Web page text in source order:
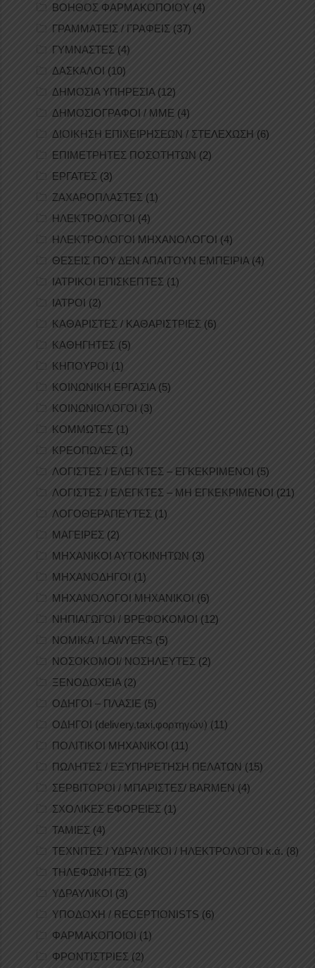
ΒΟΗΘΟΣ ΦΑΡΜΑΚΟΠΟΙΟΥ (4)
ΓΡΑΜΜΑΤΕΙΣ / ΓΡΑΦΕΙΣ (37)
ΓΥΜΝΑΣΤΕΣ (4)
ΔΑΣΚΑΛΟΙ (10)
ΔΗΜΟΣΙΑ ΥΠΗΡΕΣΙΑ(12)
ΔΗΜΟΣΙΟΓΡΑΦΟΙ / ΜΜΕ (4)
ΔΙΟΙΚΗΣΗ ΕΠΙΧΕΙΡΗΣΕΩΝ / ΣΤΕΛΕΧΩΣΗ (6)
ΕΠΙΜΕΤΡΗΤΕΣ ΠΟΣΟΤΗΤΩΝ (2)
ΕΡΓΑΤΕΣ (3)
ΖΑΧΑΡΟΠΛΑΣΤΕΣ (1)
ΗΛΕΚΤΡΟΛΟΓΟΙ (4)
ΗΛΕΚΤΡΟΛΟΓΟΙ ΜΗΧΑΝΟΛΟΓΟΙ (4)
ΘΕΣΕΙΣ ΠΟΥ ΔΕΝ ΑΠΑΙΤΟΥΝ ΕΜΠΕΙΡΙΑ (4)
ΙΑΤΡΙΚΟΙ ΕΠΙΣΚΕΠΤΕΣ (1)
ΙΑΤΡΟΙ (2)
ΚΑΘΑΡΙΣΤΕΣ / ΚΑΘΑΡΙΣΤΡΙΕΣ (6)
ΚΑΘΗΓΗΤΕΣ (5)
ΚΗΠΟΥΡΟΙ (1)
ΚΟΙΝΩΝΙΚΗ ΕΡΓΑΣΙΑ(5)
ΚΟΙΝΩΝΙΟΛΟΓΟΙ (3)
ΚΟΜΜΩΤΕΣ (1)
ΚΡΕΟΠΩΛΕΣ (1)
ΛΟΓΙΣΤΕΣ / ΕΛΕΓΚΤΕΣ – ΕΓΚΕΚΡΙΜΕΝΟΙ (5)
ΛΟΓΙΣΤΕΣ / ΕΛΕΓΚΤΕΣ – ΜΗ ΕΓΚΕΚΡΙΜΕΝΟΙ (21)
ΛΟΓΟΘΕΡΑΠΕΥΤΕΣ (1)
ΜΑΓΕΙΡΕΣ (2)
ΜΗΧΑΝΙΚΟΙ ΑΥΤΟΚΙΝΗΤΩΝ (3)
ΜΗΧΑΝΟΔΗΓΟΙ (1)
ΜΗΧΑΝΟΛΟΓΟΙ ΜΗΧΑΝΙΚΟΙ (6)
ΝΗΠΙΑΓΩΓΟΙ / ΒΡΕΦΟΚΟΜΟΙ (12)
ΝΟΜΙΚΑ / LAWYERS (5)
ΝΟΣΟΚΟΜΟΙ/ ΝΟΣΗΛΕΥΤΕΣ (2)
ΞΕΝΟΔΟΧΕΙΑ(2)
ΟΔΗΓΟΙ – ΠΛΑΣΙΕ (5)
ΟΔΗΓΟΙ (delivery,taxi,φορτηγών) (11)
ΠΟΛΙΤΙΚΟΙ ΜΗΧΑΝΙΚΟΙ (11)
ΠΩΛΗΤΕΣ / ΕΞΥΠΗΡΕΤΗΣΗ ΠΕΛΑΤΩΝ (15)
ΣΕΡΒΙΤΟΡΟΙ / ΜΠΑΡΙΣΤΕΣ/ BARMEN (4)
ΣΧΟΛΙΚΕΣ ΕΦΟΡΕΙΕΣ (1)
ΤΑΜΙΕΣ (4)
ΤΕΧΝΙΤΕΣ / ΥΔΡΑΥΛΙΚΟΙ / ΗΛΕΚΤΡΟΛΟΓΟΙ κ.ά. (8)
ΤΗΛΕΦΩΝΗΤΕΣ (3)
ΥΔΡΑΥΛΙΚΟΙ (3)
ΥΠΟΔΟΧΗ / RECEPTIONISTS (6)
ΦΑΡΜΑΚΟΠΟΙΟΙ (1)
ΦΡΟΝΤΙΣΤΡΙΕΣ (2)